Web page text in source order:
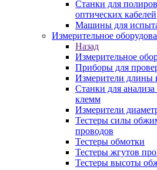
Станки для
оптических кабелей
Машины для
Измерительное
Назад
Измерительное
Приборы для
Измерители длины
Станки для
клемм
Измерители
Тестеры силы
проводов
Тестеры обмотки
Тестеры жгутов
Тестеры высоты